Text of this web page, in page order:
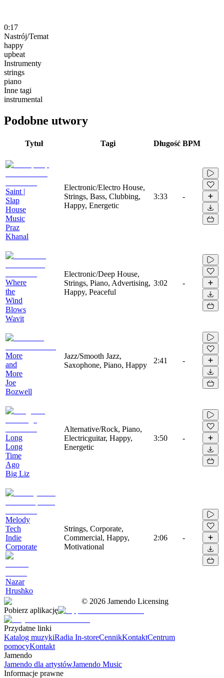
0:17
Nastrój/Temat
happy
upbeat
Instrumenty
strings
piano
Inne tagi
instrumental
Podobne utwory
Tytuł Tagi Długość BPM
Saint |
Slap
House
Music
Praz
Khanal
Electronic/Electro House,
Strings, Bass, Clubbing,
Happy, Energetic
3:33 -
Where
the
Wind
Blows
Wavit
Electronic/Deep House,
Strings, Piano, Advertising,
Happy, Peaceful
3:02 -
More
and
More
Joe
Bozwell
Jazz/Smooth Jazz,
Saxophone, Piano, Happy
2:41 -
Long
Long
Time
Ago
Big Liz
Alternative/Rock, Piano,
Electricguitar, Happy,
Energetic
3:50 -
Melody
Tech
Indie
Corporate
Nazar
Hrushko
Strings, Corporate,
Commercial, Happy,
Motivational
2:06 -
© 2026 Jamendo Licensing
Pobierz aplikację
Przydatne linki
Katalog muzykiRadia In-storeCennikKontaktCentrum
pomocyKontakt
Jamendo
Jamendo dla artystówJamendo Music
Informacje prawne